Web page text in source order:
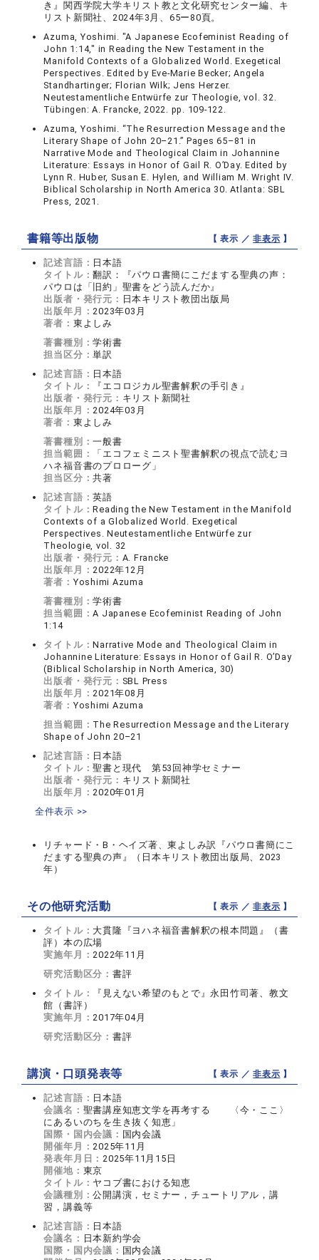
き』関西学院大学キリスト教と文化研究センター編、キ
リスト新聞社、2024年3月、65ー80頁。
Azuma, Yoshimi. "A Japanese Ecofeminist Reading of
John 1:14," in Reading the New Testament in the
Manifold Contexts of a Globalized World. Exegetical
Perspectives. Edited by Eve-Marie Becker; Angela
Standhartinger; Florian Wilk; Jens Herzer.
Neutestamentliche Entwürfe zur Theologie, vol. 32.
Tübingen: A. Francke, 2022. pp. 109-122.
Azuma, Yoshimi. “The Resurrection Message and the
Literary Shape of John 20–21.” Pages 65–81 in
Narrative Mode and Theological Claim in Johannine
Literature: Essays in Honor of Gail R. O’Day. Edited by
Lynn R. Huber, Susan E. Hylen, and William M. Wright IV.
Biblical Scholarship in North America 30. Atlanta: SBL
Press, 2021.
書籍等出版物 【 表示 ／非表示 】
記述言語： 日本語
タイトル：翻訳：『パウロ書簡にこだまする聖典の声：
パウロは「旧約」聖書をどう読んだか』
出版者・発行元： 日本キリスト教団出版局
出版年月： 2023年03月
著者： 東よしみ
著書種別：学術書
担当区分：単訳
記述言語： 日本語
タイトル：
『エコロジカル聖書解釈の手引き』
出版者・発行元： キリスト新聞社
出版年月： 2024年03月
著者： 東よしみ
著書種別：一般書
担当範囲：
「エコフェミニスト聖書解釈の視点で読むヨ
ハネ福音書のプロローグ」
担当区分：共著
記述言語：英語
タイトル：Reading the New Testament in the Manifold
Contexts of a Globalized World. Exegetical
Perspectives. Neutestamentliche Entwürfe zur
Theologie, vol. 32
出版者・発行元： A. Francke
出版年月： 2022年12月
著者： Yoshimi Azuma
著書種別：学術書
担当範囲：A Japanese Ecofeminist Reading of John
1:14
タイトル：Narrative Mode and Theological Claim in
Johannine Literature: Essays in Honor of Gail R. O’Day
(Biblical Scholarship in North America, 30)
出版者・発行元： SBL Press
出版年月： 2021年08月
著者： Yoshimi Azuma
担当範囲： The Resurrection Message and the Literary
Shape of John 20–21
記述言語： 日本語
タイトル：聖書と現代 第53回神学セミナー
出版者・発行元： キリスト新聞社
出版年月： 2020年01月
全件表示 >>
リチャード・B・ヘイズ著、東よしみ訳『パウロ書簡にこ
だまする聖典の声』（日本キリスト教団出版局、2023
年）
その他研究活動 【 表示 ／非表示 】
タイトル： 大貫隆『ヨハネ福音書解釈の根本問題』（書
評）本の広場
実施年月： 2022年11月
研究活動区分： 書評
タイトル：
『見えない希望のもとで』永田竹司著、教文
館（書評）
実施年月： 2017年04月
研究活動区分： 書評
講演・口頭発表等 【 表示 ／非表示 】
記述言語： 日本語
会議名： 聖書講座知恵文学を再考する 〈今・ここ〉
にあるいのちを生き抜く知恵」
国際・国内会議： 国内会議
開催年月： 2025年11月
発表年月日： 2025年11月15日
開催地： 東京
タイトル： ヤコブ書における知恵
会議種別：公開講演，セミナー，チュートリアル，講
習，講義等
記述言語： 日本語
会議名： 日本新約学会
国際・国内会議： 国内会議